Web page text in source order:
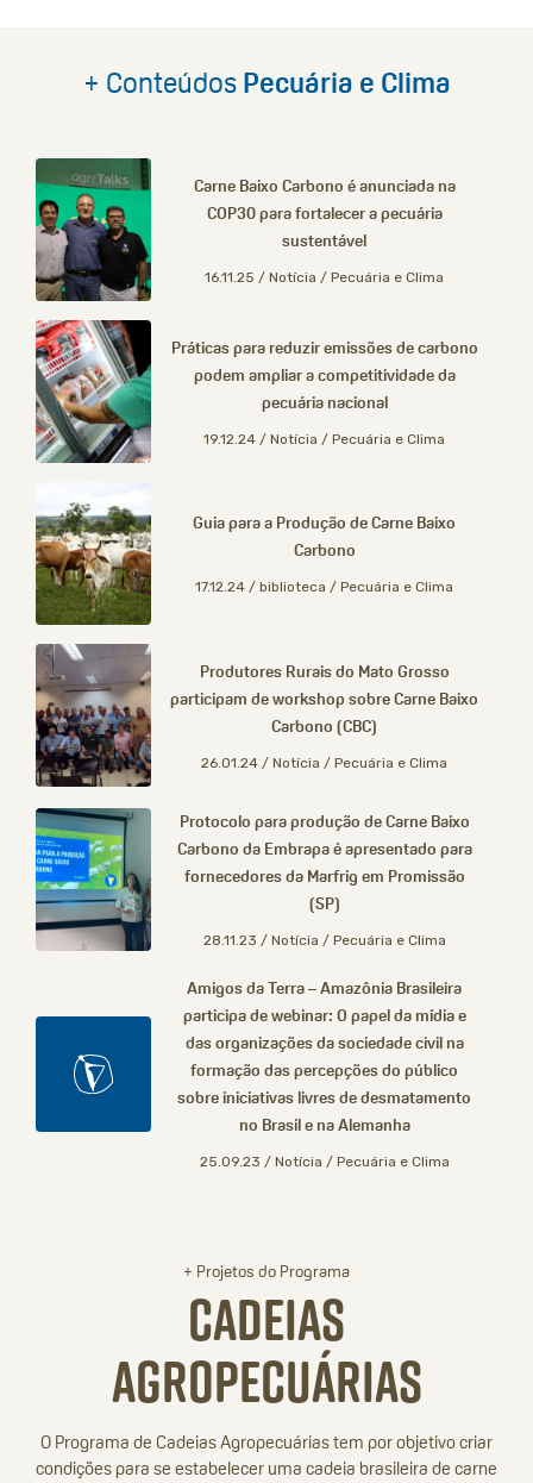
+ ConteúdosPecuária e Clima
Carne Baixo Carbono é anunciada na
COP30 para fortalecer a pecuária
sustentável
16.11.25 / Notícia / Pecuária e Clima
Práticas para reduzir emissões de carbono
podem ampliar a competitividade da
pecuária nacional
19.12.24 / Notícia / Pecuária e Clima
Guia para a Produção de Carne Baixo
Carbono
17.12.24 / biblioteca / Pecuária e Clima
Produtores Rurais do Mato Grosso
participam de workshop sobre Carne Baixo
Carbono (CBC)
26.01.24 / Notícia / Pecuária e Clima
Protocolo para produção de Carne Baixo
Carbono da Embrapa é apresentado para
fornecedores da Marfrig em Promissão
(SP)
28.11.23 / Notícia / Pecuária e Clima
Amigos da Terra – Amazônia Brasileira
participa de webinar: O papel da mídia e
das organizações da sociedade civil na
formação das percepções do público
sobre iniciativas livres de desmatamento
no Brasil e na Alemanha
25.09.23 / Notícia / Pecuária e Clima
+ Projetos do Programa
Cadeias
Agropecuárias
O Programa de Cadeias Agropecuárias tem por objetivo criar
condições para se estabelecer uma cadeia brasileira de carne